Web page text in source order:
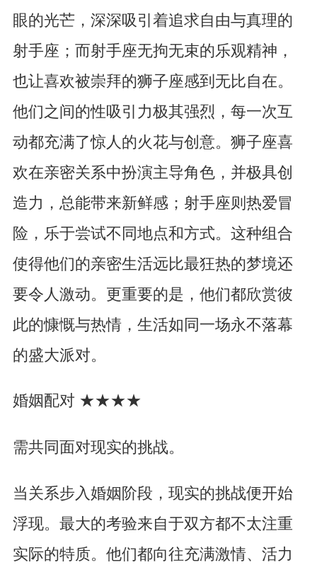
眼的光芒，深深吸引着追求自由与真理的
射手座；而射手座无拘无束的乐观精神，
也让喜欢被崇拜的狮子座感到无比自在。
他们之间的性吸引力极其强烈，每一次互
动都充满了惊人的火花与创意。狮子座喜
欢在亲密关系中扮演主导角色，并极具创
造力，总能带来新鲜感；射手座则热爱冒
险，乐于尝试不同地点和方式。这种组合
使得他们的亲密生活远比最狂热的梦境还
要令人激动。更重要的是，他们都欣赏彼
此的慷慨与热情，生活如同一场永不落幕
的盛大派对。
婚姻配对 ★★★★
需共同面对现实的挑战。
当关系步入婚姻阶段，现实的挑战便开始
浮现。最大的考验来自于双方都不太注重
实际的特质。他们都向往充满激情、活力